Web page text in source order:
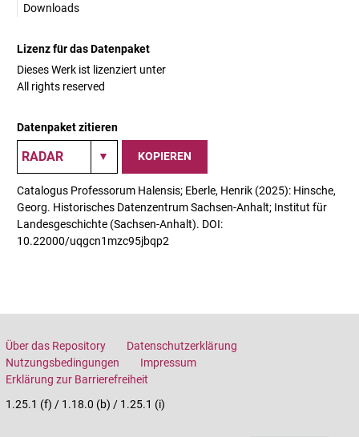
Downloads
Lizenz für das Datenpaket
Dieses Werk ist lizenziert unter
All rights reserved
Datenpaket zitieren
KOPIEREN
Catalogus Professorum Halensis; Eberle, Henrik (2025): Hinsche,
Georg. Historisches Datenzentrum Sachsen-Anhalt; Institut für
Landesgeschichte (Sachsen-Anhalt). DOI:
10.22000/uqgcn1mzc95jbqp2
Über das Repository
Datenschutzerklärung
Nutzungsbedingungen
Impressum
Erklärung zur Barrierefreiheit
1.25.1 (f) / 1.18.0 (b) / 1.25.1 (i)